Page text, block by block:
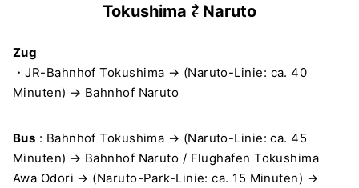
Tokushima ⇄ Naruto
Zug
・JR-Bahnhof Tokushima → (Naruto-Linie: ca. 40
Minuten) → Bahnhof Naruto
Bus : Bahnhof Tokushima → (Naruto-Linie: ca. 45
Minuten) → Bahnhof Naruto / Flughafen Tokushima
Awa Odori → (Naruto-Park-Linie: ca. 15 Minuten) →